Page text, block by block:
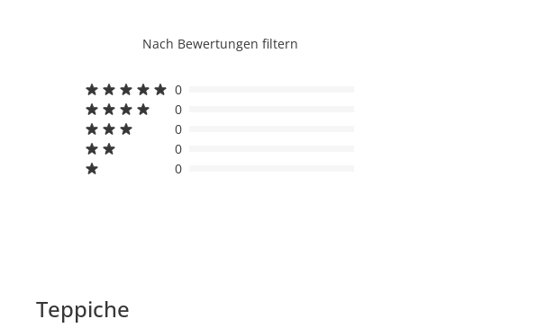
Nach Bewertungen filtern
0
0
0
0
0
Teppiche